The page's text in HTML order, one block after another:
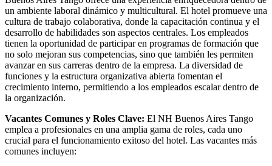
un ambiente laboral dinámico y multicultural. El hotel promueve una
cultura de trabajo colaborativa, donde la capacitación continua y el
desarrollo de habilidades son aspectos centrales. Los empleados
tienen la oportunidad de participar en programas de formación que
no solo mejoran sus competencias, sino que también les permiten
avanzar en sus carreras dentro de la empresa. La diversidad de
funciones y la estructura organizativa abierta fomentan el
crecimiento interno, permitiendo a los empleados escalar dentro de
la organización.
Vacantes Comunes y Roles Clave: El NH Buenos Aires Tango
emplea a profesionales en una amplia gama de roles, cada uno
crucial para el funcionamiento exitoso del hotel. Las vacantes más
comunes incluyen: